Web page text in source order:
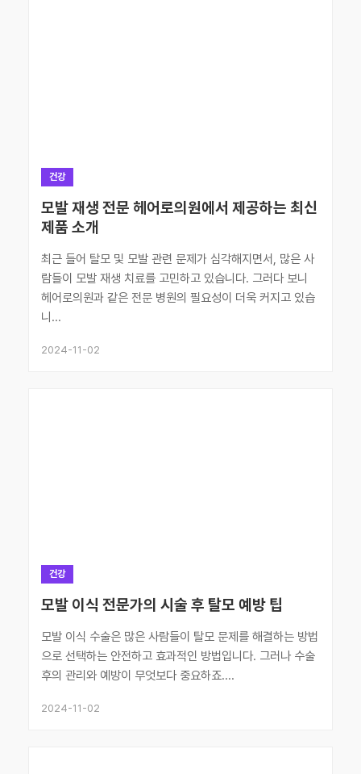
건강
모발 재생 전문 헤어로의원에서 제공하는 최신
제품 소개
최근 들어 탈모 및 모발 관련 문제가 심각해지면서, 많은 사
람들이 모발 재생 치료를 고민하고 있습니다. 그러다 보니
헤어로의원과 같은 전문 병원의 필요성이 더욱 커지고 있습
니...
2024-11-02
건강
모발 이식 전문가의 시술 후 탈모 예방 팁
모발 이식 수술은 많은 사람들이 탈모 문제를 해결하는 방법
으로 선택하는 안전하고 효과적인 방법입니다. 그러나 수술
후의 관리와 예방이 무엇보다 중요하죠....
2024-11-02